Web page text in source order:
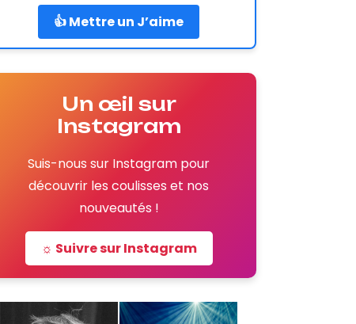
👍 Mettre un J’aime
Un œil sur
Instagram
Suis-nous sur Instagram pour
découvrir les coulisses et nos
nouveautés !
☼ Suivre sur Instagram